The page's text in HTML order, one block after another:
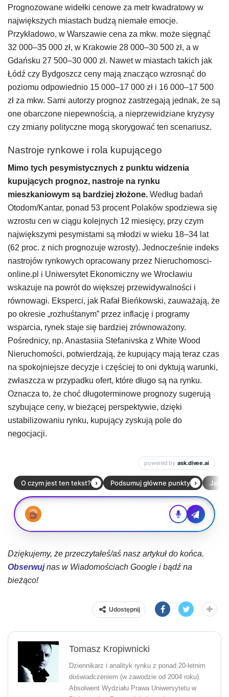
Prognozowane widełki cenowe za metr kwadratowy w
największych miastach budzą niemałe emocje.
Przykładowo, w Warszawie cena za mkw. może sięgnąć
32 000–35 000 zł, w Krakowie 28 000–30 500 zł, a w
Gdańsku 27 500–30 000 zł. Nawet w miastach takich jak
Łódź czy Bydgoszcz ceny mają znacząco wzrosnąć do
poziomu odpowiednio 15 000–17 000 zł i 16 000–17 500
zł za mkw. Sami autorzy prognoz zastrzegają jednak, że są
one obarczone niepewnością, a nieprzewidziane kryzysy
czy zmiany polityczne mogą skorygować ten scenariusz.
Nastroje rynkowe i rola kupującego
Mimo tych pesymistycznych z punktu widzenia
kupujących prognoz, nastroje na rynku
mieszkaniowym są bardziej złożone. Według badań
Otodom/Kantar, ponad 53 procent Polaków spodziewa się
wzrostu cen w ciągu kolejnych 12 miesięcy, przy czym
największymi pesymistami są młodzi w wieku 18–34 lat
(62 proc. z nich prognozuje wzrosty). Jednocześnie indeks
nastrojów rynkowych opracowany przez Nieruchomosci-
online.pl i Uniwersytet Ekonomiczny we Wrocławiu
wskazuje na powrót do większej przewidywalności i
równowagi. Eksperci, jak Rafał Bieńkowski, zauważają, że
po okresie „rozhuśtanym” przez inflację i programy
wsparcia, rynek staje się bardziej zrównoważony.
Pośrednicy, np. Anastasiia Stefanivska z White Wood
Nieruchomości, potwierdzają, że kupujący mają teraz czas
na spokojniejsze decyzje i częściej to oni dyktują warunki,
zwłaszcza w przypadku ofert, które długo są na rynku.
Oznacza to, że choć długoterminowe prognozy sugerują
szybujące ceny, w bieżącej perspektywie, dzięki
ustabilizowaniu rynku, kupujący zyskują pole do
negocjacji.
Dziękujemy, że przeczytałeś/aś nasz artykuł do końca.
Obserwujnas w Wiadomościach Google i bądź na
bieżąco!
Udostępnij
Tomasz Kropiwnicki
Dziennikarz i analityk rynku z ponad 20-letnim
doświadczeniem (w zawodzie od 2004 roku).
Absolwent Wydziału Prawa Uniwersytetu w